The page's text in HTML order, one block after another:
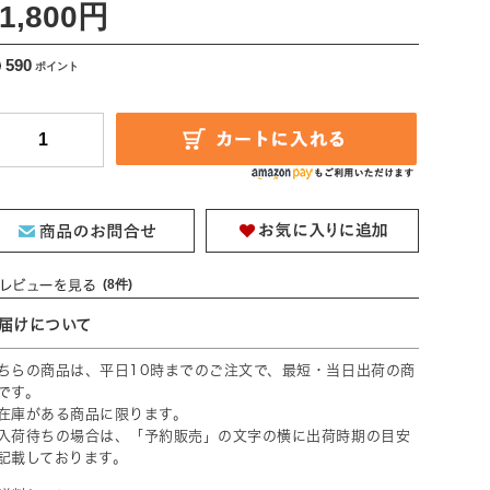
円
590
(8件)